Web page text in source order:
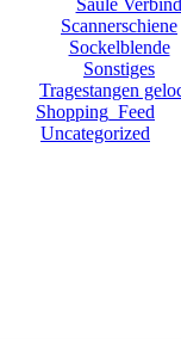
Säule
Scannerschiene
Sockelblende
Sonstiges
Tragestangen
Shopping_Feed
Uncategorized